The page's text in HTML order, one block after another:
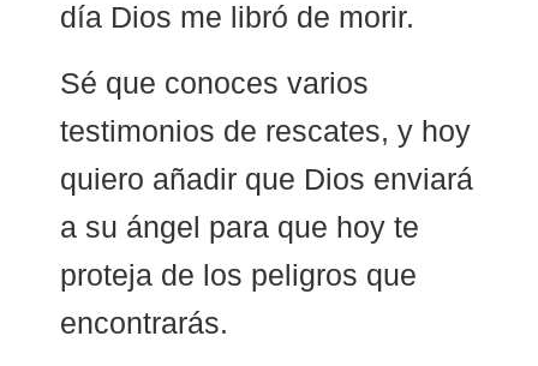
día Dios me libró de morir.
Sé que conoces varios
testimonios de rescates, y hoy
quiero añadir que Dios enviará
a su ángel para que hoy te
proteja de los peligros que
encontrarás.